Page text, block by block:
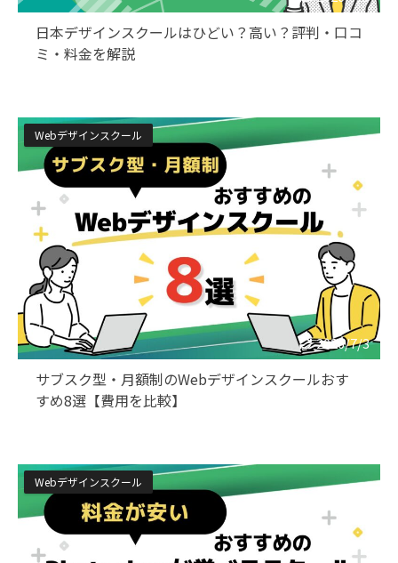
日本デザインスクールはひどい？高い？評判・口コ
ミ・料金を解説
2026/7/3
Webデザインスクール
サブスク型・月額制のWebデザインスクールおす
すめ8選【費用を比較】
Webデザインスクール